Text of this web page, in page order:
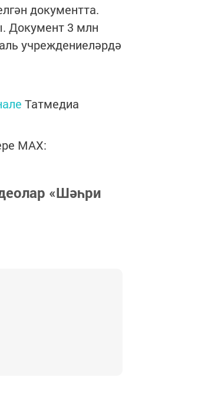
документта.
Документ 3 млн
учреждениеләрдә
Татмедиа
MАХ:
«Шәһри